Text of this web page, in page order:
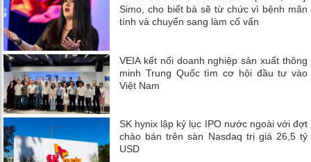
Simo, cho biết bà sẽ từ chức vì bệnh mãn
tính và chuyển sang làm cố vấn
VEIA kết nối doanh nghiệp sản xuất thông
minh Trung Quốc tìm cơ hội đầu tư vào
Việt Nam
SK hynix lập kỷ lục IPO nước ngoài với đợt
chào bán trên sàn Nasdaq trị giá 26,5 tỷ
USD